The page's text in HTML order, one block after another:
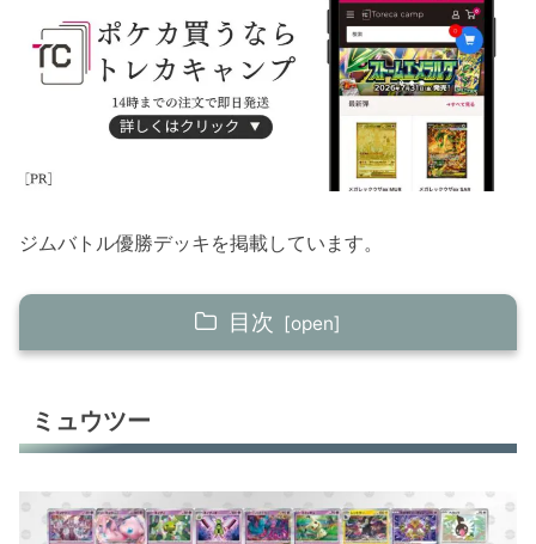
ジムバトル優勝デッキを掲載しています。
目次
ヒードランV
クエスパトラex
ミュウツー